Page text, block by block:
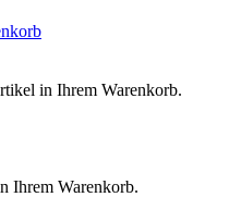
in Ihrem Warenkorb.
Ihrem Warenkorb.